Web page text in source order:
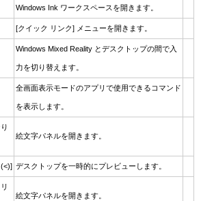
Windows Ink ワークスペースを開きます。
[クイック リンク] メニューを開きます。
Windows Mixed Reality とデスクトップの間で入
力を切り替えます。
全画面表示モードのアプリで使用できるコマンド
を表示します。
絵文字パネルを開きます。
デスクトップを一時的にプレビューします。
絵文字パネルを開きます。